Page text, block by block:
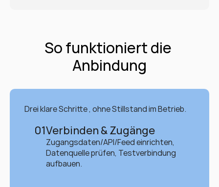
So funktioniert die
Anbindung
Drei klare Schritte , ohne Stillstand im Betrieb.
01Verbinden & Zugänge
Zugangsdaten/API/Feed einrichten,
Datenquelle prüfen, Testverbindung
aufbauen.